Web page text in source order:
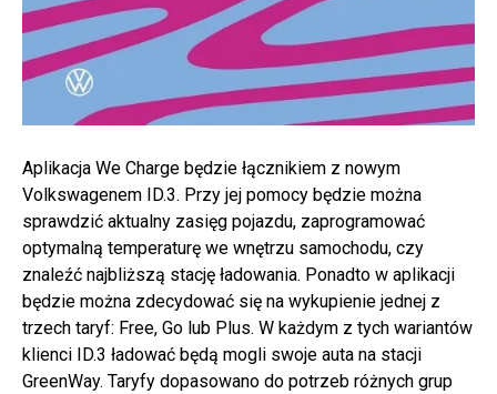
Aplikacja We Charge będzie łącznikiem z nowym
Volkswagenem ID.3. Przy jej pomocy będzie można
sprawdzić aktualny zasięg pojazdu, zaprogramować
optymalną temperaturę we wnętrzu samochodu, czy
znaleźć najbliższą stację ładowania. Ponadto w aplikacji
będzie można zdecydować się na wykupienie jednej z
trzech taryf: Free, Go lub Plus. W każdym z tych wariantów
klienci ID.3 ładować będą mogli swoje auta na stacji
GreenWay. Taryfy dopasowano do potrzeb różnych grup